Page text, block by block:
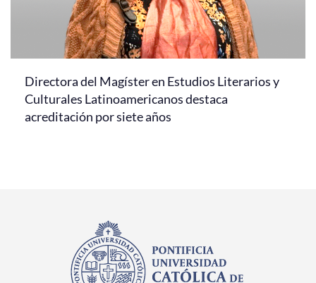
Directora del Magíster en Estudios Literarios y
Culturales Latinoamericanos destaca
acreditación por siete años